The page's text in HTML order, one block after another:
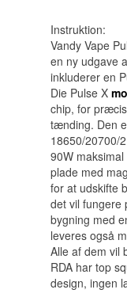
Instruktion:
Vandy Vape
en ny udgave
inkluderer en
Die Pulse X
chip, for
tænding. Den
18650/20700/
90W
plade med
for at udskifte
det vil fungere
bygning med
leveres også
Alle af dem vil
RDA har top
design, ingen